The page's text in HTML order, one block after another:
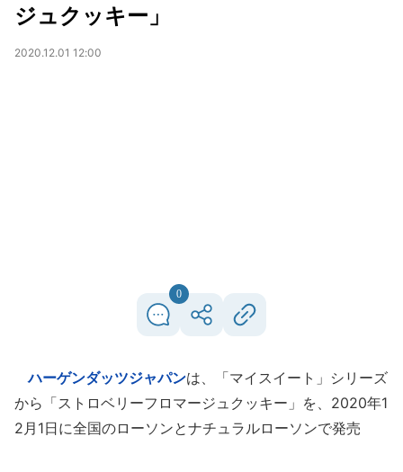
ジュクッキー」
2020.12.01 12:00
0
ハーゲンダッツジャパンは、「マイスイート」シリーズ
から「ストロベリーフロマージュクッキー」を、2020年1
2月1日に全国のローソンとナチュラルローソンで発売